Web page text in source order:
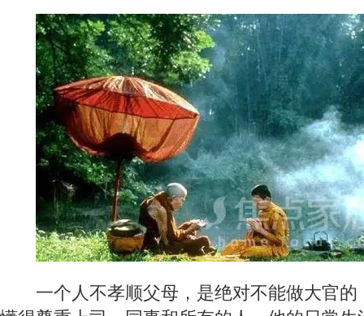
一个人不孝顺父母，是绝对不能做大官的